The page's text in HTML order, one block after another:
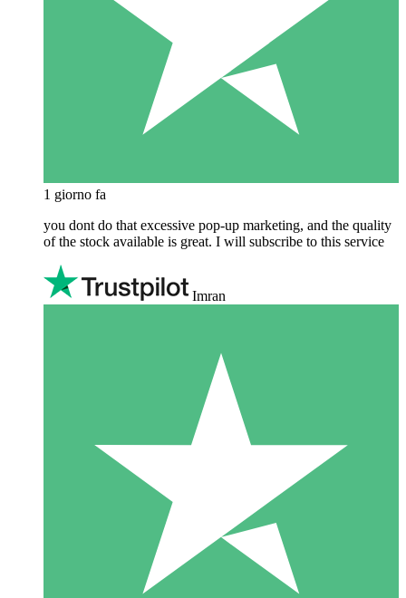
1 giorno fa
you dont do that excessive pop-up marketing, and the quality
of the stock available is great. I will subscribe to this service
Imran